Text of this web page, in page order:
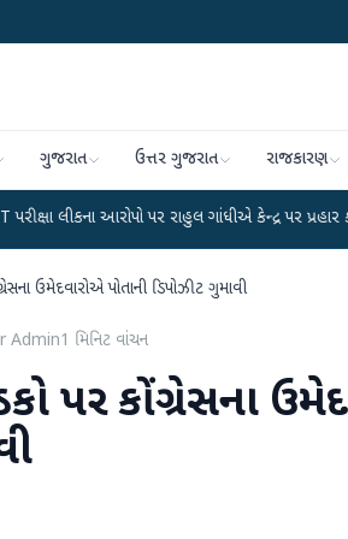
ગુજરાત ઉત્તર ગુજરાત રાજકારણ
પર રાહુલ ગાંધીએ કેન્દ્ર પર પ્રહાર કર્યા ●
ઉમેદવારોએ પોતાની ડિપોઝીટ ગુમાવી
Admin1 મિનિટ વાંચન
પર કોંગ્રેસના